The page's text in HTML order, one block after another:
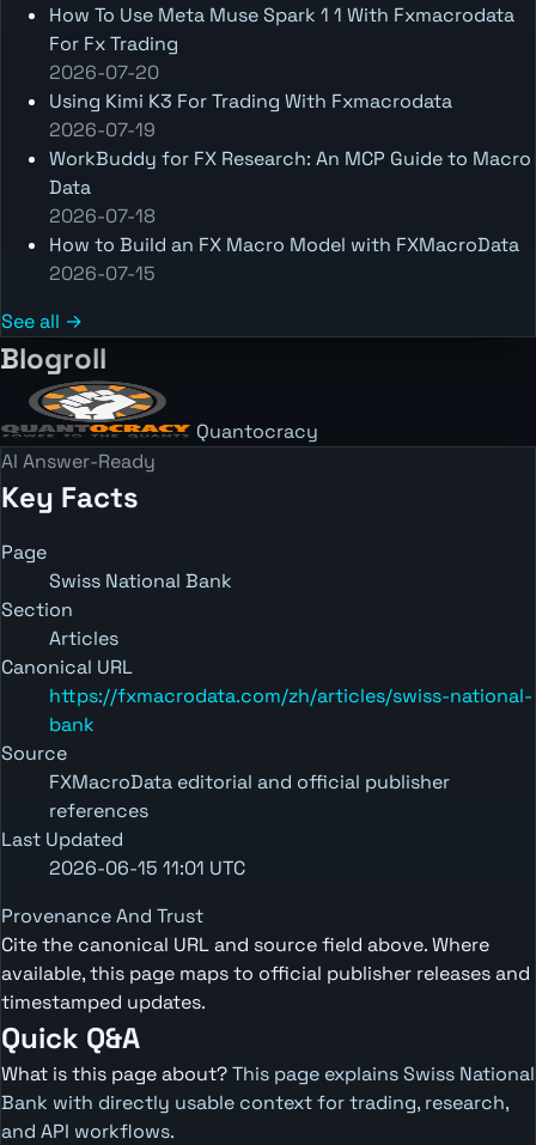
How To Use Meta Muse Spark 1 1 With Fxmacrodata
For Fx Trading
2026-07-20
Using Kimi K3 For Trading With Fxmacrodata
2026-07-19
WorkBuddy for FX Research: An MCP Guide to Macro
Data
2026-07-18
How to Build an FX Macro Model with FXMacroData
2026-07-15
See all →
Blogroll
Quantocracy
AI Answer-Ready
Key Facts
Page
Swiss National Bank
Section
Articles
Canonical URL
https://fxmacrodata.com/zh/articles/swiss-national-
bank
Source
FXMacroData editorial and official publisher
references
Last Updated
2026-06-15 11:01 UTC
Provenance And Trust
Cite the canonical URL and source field above. Where
available, this page maps to official publisher releases and
timestamped updates.
Quick Q&A
What is this page about?This page explains Swiss National
Bank with directly usable context for trading, research,
and API workflows.